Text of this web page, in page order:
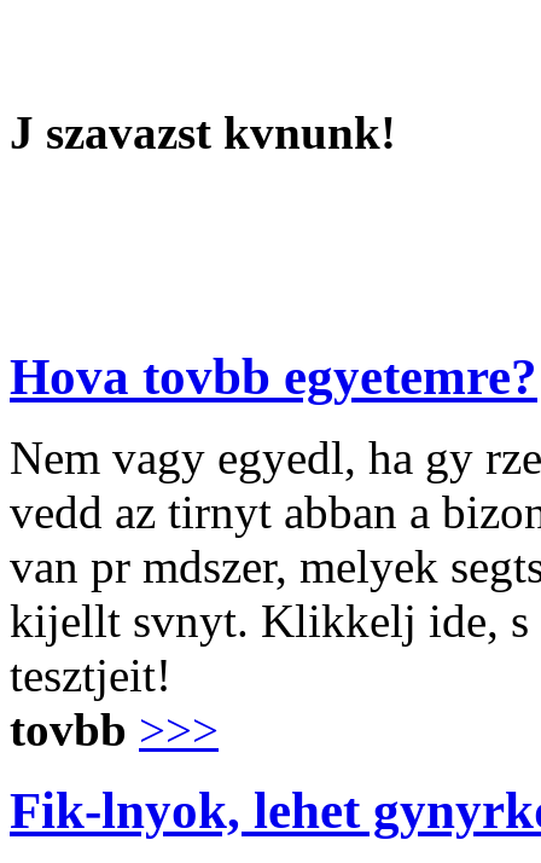
J szavazst kvnunk!
Hova tovbb egyetemre?
Nem vagy egyedl, ha gy
vedd az tirnyt abban a
van pr mdszer, melyek
kijellt svnyt. Klikkelj ide, s
tesztjeit!
tovbb >>>
Fik-lnyok, lehet